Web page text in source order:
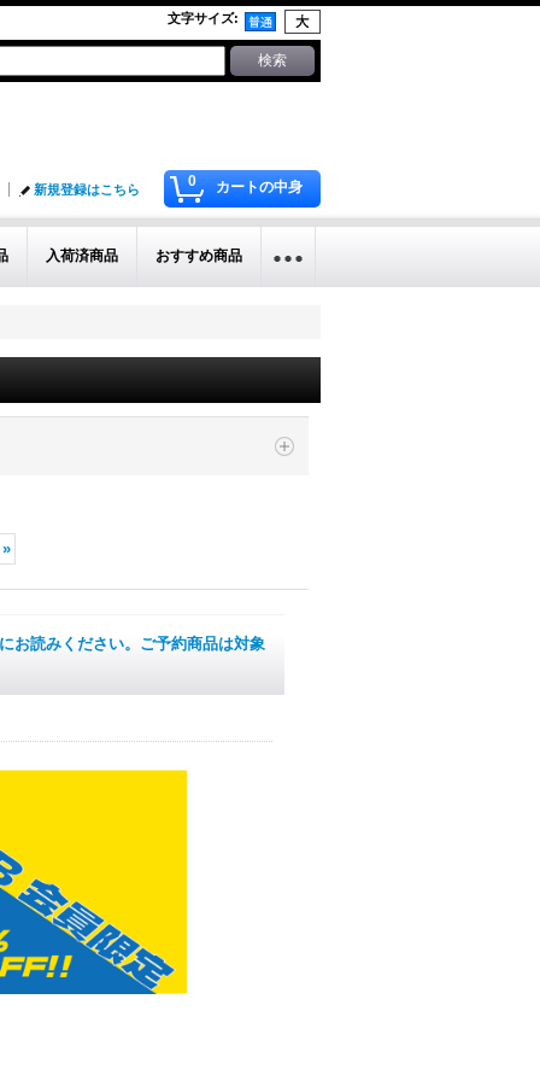
文字サイズ:
0 カートの中身
新規登録はこちら
入荷済商品 おすすめ商品
»
お読みください。ご予約商品は対象